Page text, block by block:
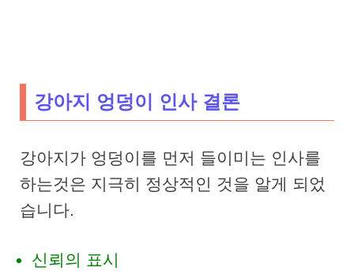
Trending:
강아지 엉덩이 인사 결론
강아지가 엉덩이를 먼저 들이미는 인사를
하는것은 지극히 정상적인 것을 알게 되었
습니다.
신뢰의 표시